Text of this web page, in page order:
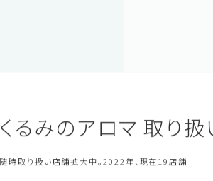
くるみのアロマ 取り
随時取り扱い店舗拡大中。2022年、現在19店舗